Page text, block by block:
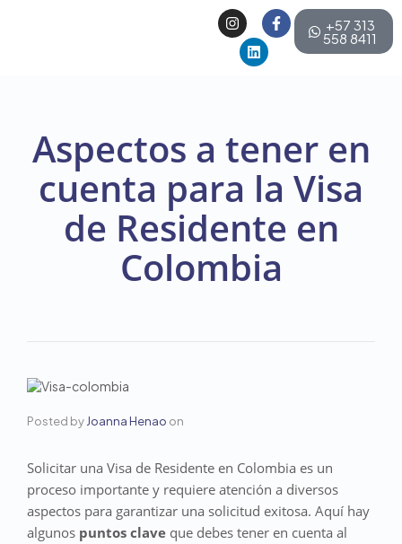
+57 313
558 8411
Aspectos a tener en
cuenta para la Visa
de Residente en
Colombia
Posted by Joanna Henao on
Solicitar una Visa de Residente en Colombia es un
proceso importante y requiere atención a diversos
aspectos para garantizar una solicitud exitosa. Aquí hay
algunos puntos clave que debes tener en cuenta al